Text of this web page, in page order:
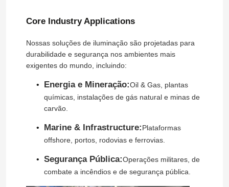
Core Industry Applications
Nossas soluções de iluminação são projetadas para
durabilidade e segurança nos ambientes mais
exigentes do mundo, incluindo:
Energia e Mineração:Oil & Gas, plantas
químicas, instalações de gás natural e minas de
carvão.
Marine & Infrastructure:Plataformas
offshore, portos, rodovias e ferrovias.
Segurança Pública:Operações militares, de
combate a incêndios e de segurança pública.